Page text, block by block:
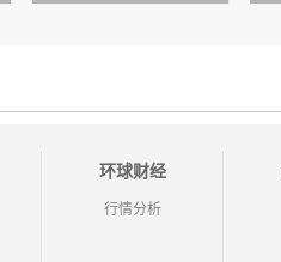
环球财经
行情分析